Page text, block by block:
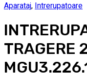
Aparataj, Intrerupatoare
TRAGERE